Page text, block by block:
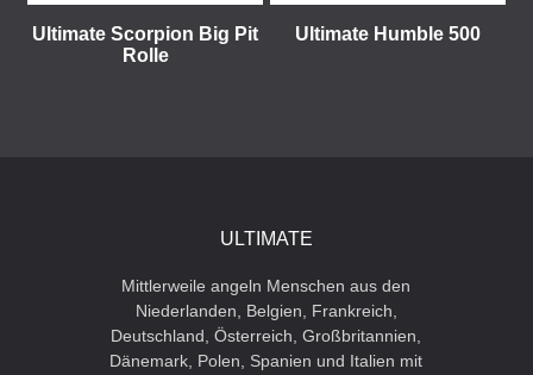
Ultimate Scorpion Big Pit
Rolle
Ultimate Humble 500
ULTIMATE
Mittlerweile angeln Menschen aus den
Niederlanden, Belgien, Frankreich,
Deutschland, Österreich, Großbritannien,
Dänemark, Polen, Spanien und Italien mit